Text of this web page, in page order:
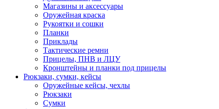
Магазины и аксессуары
Оружейная краска
Рукоятки и сошки
Планки
Приклады
Тактические ремни
Прицелы, ПНВ и ЛЦУ
Кронштейны и планки под прицелы
Рюкзаки, сумки, кейсы
Оружейные кейсы, чехлы
Рюкзаки
Сумки